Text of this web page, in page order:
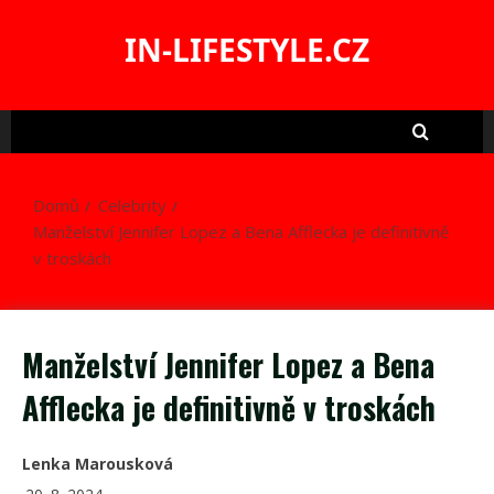
IN-LIFESTYLE.CZ
Domů
Celebrity
Manželství Jennifer Lopez a Bena Afflecka je definitivně
v troskách
Manželství Jennifer Lopez a Bena
Afflecka je definitivně v troskách
Lenka Marousková